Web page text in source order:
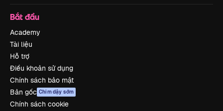
Bắt đầu
Academy
Tài liệu
Hỗ trợ
Điều khoản sử dụng
Chính sách bảo mật
Bản gốc Chim dậy sớm
Chính sách cookie